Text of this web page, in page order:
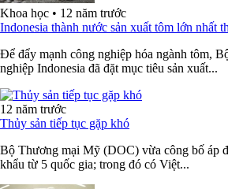
Khoa học • 12 năm trước
Indonesia thành nước sản xuất tôm lớn nhất
Để đẩy mạnh công nghiệp hóa ngành tôm,
nghiệp Indonesia đã đặt mục tiêu sản xuất...
12 năm trước
Thủy sản tiếp tục gặp khó
Bộ Thương mại Mỹ (DOC) vừa công bố áp
khẩu từ 5 quốc gia; trong đó có Việt...